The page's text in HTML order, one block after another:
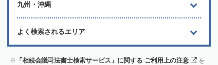
九州・沖縄
よく検索されるエリア
「相続会議司法書士検索サービス」に関する ご利用上の注意
を